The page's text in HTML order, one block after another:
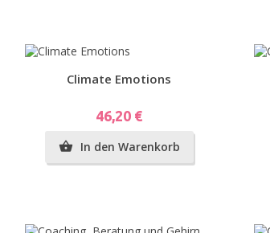
Fingerpuppen
Vorschau
Climate Emotions
Preis
46,20 €
 In den Warenkorb